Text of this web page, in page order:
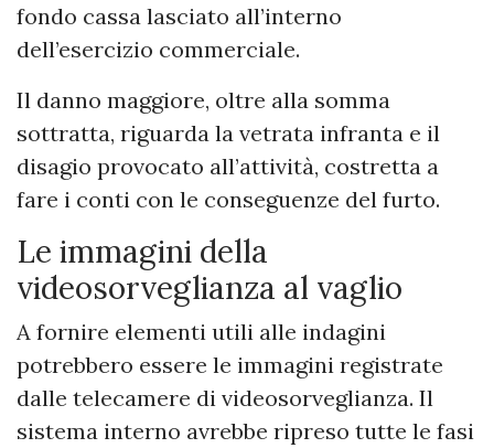
fondo cassa lasciato all’interno
dell’esercizio commerciale.
Il danno maggiore, oltre alla somma
sottratta, riguarda la vetrata infranta e il
disagio provocato all’attività, costretta a
fare i conti con le conseguenze del furto.
Le immagini della
videosorveglianza al vaglio
A fornire elementi utili alle indagini
potrebbero essere le immagini registrate
dalle telecamere di videosorveglianza. Il
sistema interno avrebbe ripreso tutte le fasi